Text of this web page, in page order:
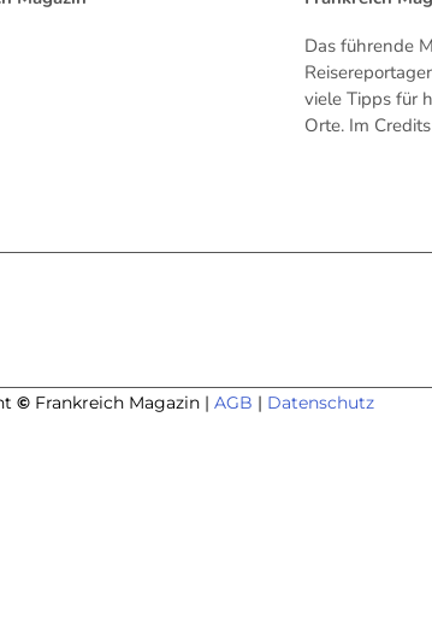
Das führende
viele Tipps für
Orte. Im
© Frankreich Magazin | AGB | Datenschutz